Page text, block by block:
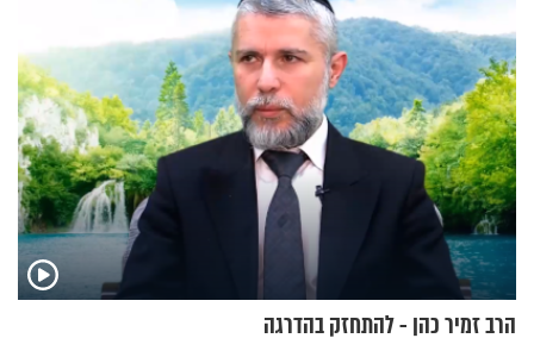
הרב זמיר כהן - להתחזק בהדרגה